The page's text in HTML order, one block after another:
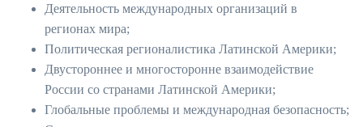
Деятельность международных организаций в
регионах мира;
Политическая регионалистика Латинской Америки;
Двустороннее и многосторонне взаимодействие
России со странами Латинской Америки;
Глобальные проблемы и международная безопасность;